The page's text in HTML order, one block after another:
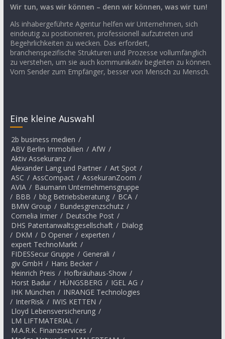
Wir tun, was wir können – denn wir können, was wir tun!
Als inhabergeführte Agentur helfen wir Unternehmen, sich
eindeutig zu positionieren, professionell aufzutreten und
Begehrlichkeiten zu wecken. Das erfordert,
branchenspezifische Strukturen und Prozesse vollumfänglich
zu verstehen, um sie auch kommunikativ begleiten zu können.
Vom Sender zum Empfänger, besser von Mensch zu Mensch.
Eine kleine Auswahl
2b business medien /
ABV Berlin Immobilien / AfW /
Aktiv Assekuranz /
Alexander Lang und Partner / Art Spot /
ASC / AssCompact / AssekuranZoom /
AVIA / Baumann Unternehmensgruppe
/ BBB / bbg Betriebsberatung / BCA /
BMW Group / Bundesgrenzschutz /
Cornelia Irmer / Deutsche Post /
DHS Patentanwaltsgesellschaft / Dialog
/ DKM / D Opener / experten /
expert TechnoMarkt /
FIDESSecur Gruppe / Generali /
giv GmbH / Hans Becker /
Heinrich Preis / Hofbräuhaus-Show /
Horst Badur / HÜNGSBERG / IGEL AG /
IHK München / INRANGE Technologies
/ InterRisk / IWIS KETTEN /
Lloyd Lebensversicherung /
LM LIFTMATERIAL /
M.A.R.K. Finanzservices /